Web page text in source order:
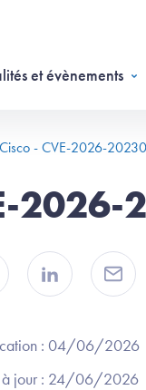
et évènements
Cisco - CVE-2026-20230
2026-
: 04/06/2026
jour : 24/06/2026